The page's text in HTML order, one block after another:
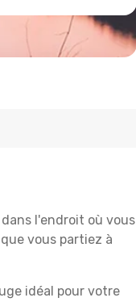
l'endroit où vous
vous partiez à
idéal pour votre